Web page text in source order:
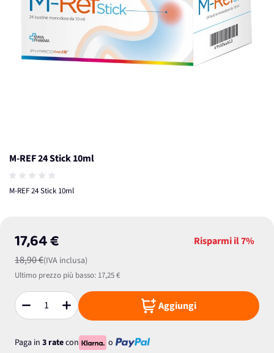
M-REF 24 Stick 10ml
M-REF 24 Stick 10ml
17,64 €
18,90 €(IVA inclusa)
Risparmi il7%
Ultimo prezzo più basso: 17,25 €
Quantità Aggiungi
Paga in 3 ratecon
o